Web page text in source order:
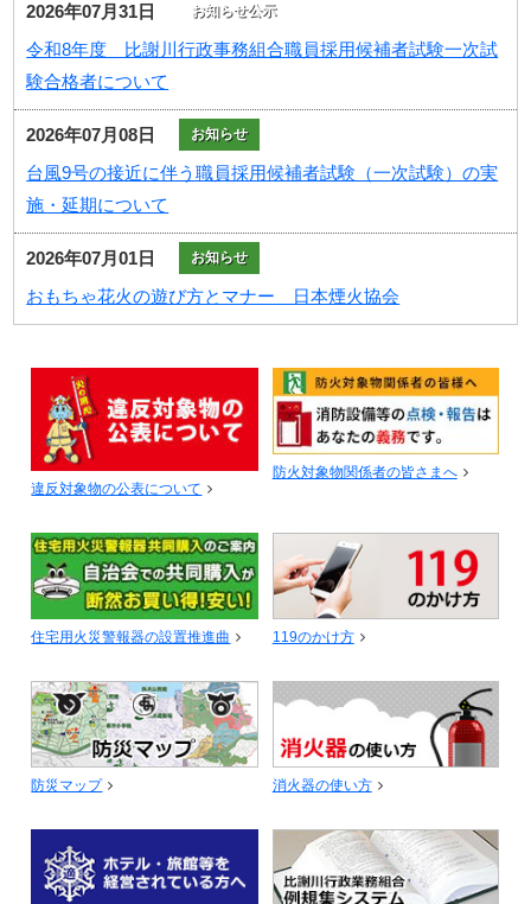
2026年07月31日 お知らせ公示
令和8年度 比謝川行政事務組合職員採用候補者試験一次試
験合格者について
2026年07月08日 お知らせ
台風9号の接近に伴う職員採用候補者試験（一次試験）の実
施・延期について
2026年07月01日 お知らせ
おもちゃ花火の遊び方とマナー 日本煙火協会
違反対象物の公表について
防火対象物関係者の皆さまへ
住宅用火災警報器の設置推進曲 119のかけ方
防災マップ 消火器の使い方